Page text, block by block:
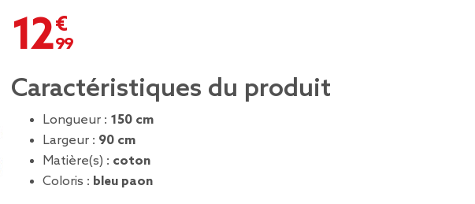
12,99 €
Caractéristiques du produit
Longueur : 150 cm
Largeur : 90 cm
Matière(s) : coton
Coloris : bleu paon